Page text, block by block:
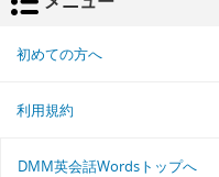
初めての方へ
利用規約
DMM英会話Wordsトップへ